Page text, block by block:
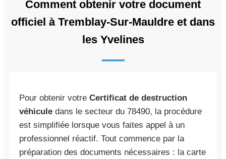
Comment obtenir votre document
officiel à Tremblay-Sur-Mauldre et dans
les Yvelines
Pour obtenir votre Certificat de destruction
véhicule dans le secteur du 78490, la procédure
est simplifiée lorsque vous faites appel à un
professionnel réactif. Tout commence par la
préparation des documents nécessaires : la carte